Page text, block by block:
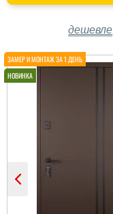
дешевле